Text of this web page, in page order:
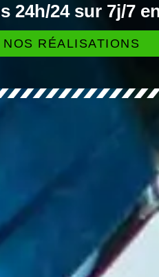
24h/24 sur 7j/7
NOS RÉALISATIONS